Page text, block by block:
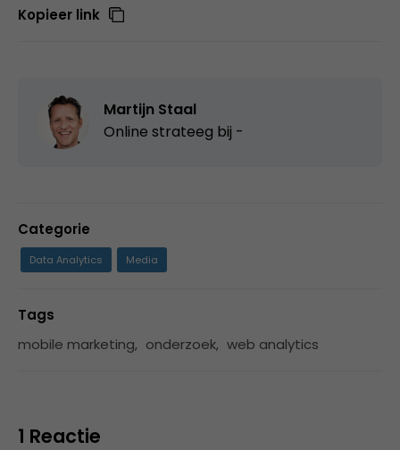
Kopieer link
Martijn Staal
Online strateeg bij -
Categorie
Data Analytics Media
Tags
mobile marketing, onderzoek, web analytics
1 Reactie